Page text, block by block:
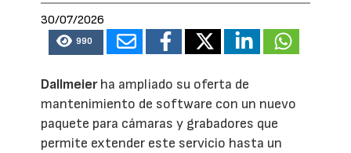
30/07/2026
990
Dallmeierha ampliado su oferta de
mantenimiento de software con un nuevo
paquete para cámaras y grabadores que
permite extender este servicio hasta un